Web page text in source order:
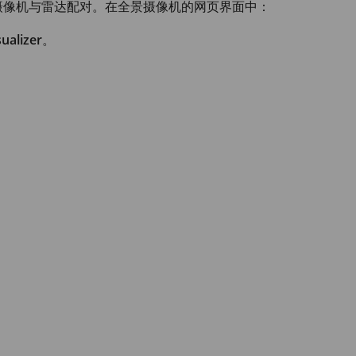
机与雷达配对。在全景摄像机的网页界面中：
。